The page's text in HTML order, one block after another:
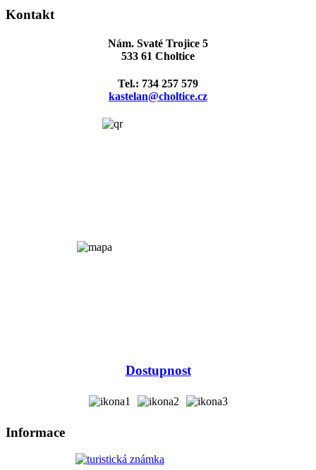
Kontakt
Nám. Svaté Trojice 5
533 61 Choltice
Tel.: 734 257 579
kastelan@choltice.cz
Dostupnost
Informace